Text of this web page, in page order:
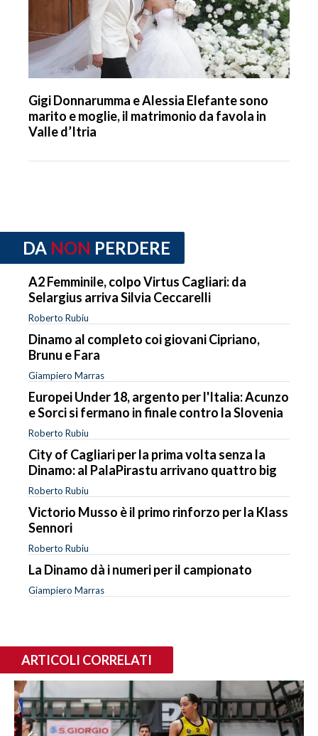
Gigi Donnarumma e Alessia Elefante sono
marito e moglie, il matrimonio da favola in
Valle d’Itria
DA NON PERDERE
A2 Femminile, colpo Virtus Cagliari: da
Selargius arriva Silvia Ceccarelli
Roberto Rubiu
Dinamo al completo coi giovani Cipriano,
Brunu e Fara
Giampiero Marras
Europei Under 18, argento per l'Italia: Acunzo
e Sorci si fermano in finale contro la Slovenia
Roberto Rubiu
City of Cagliari per la prima volta senza la
Dinamo: al PalaPirastu arrivano quattro big
Roberto Rubiu
Victorio Musso è il primo rinforzo per la Klass
Sennori
Roberto Rubiu
La Dinamo dà i numeri per il campionato
Giampiero Marras
ARTICOLI CORRELATI